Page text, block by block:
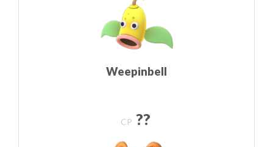
Weepinbell
CP ??